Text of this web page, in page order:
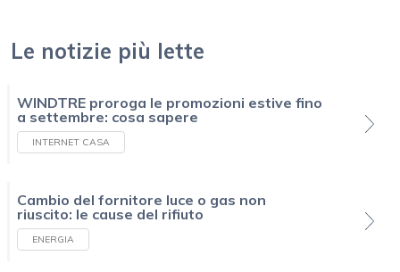
Le notizie più lette
WINDTRE proroga le promozioni estive fino
a settembre: cosa sapere
INTERNET CASA
Cambio del fornitore luce o gas non
riuscito: le cause del rifiuto
ENERGIA